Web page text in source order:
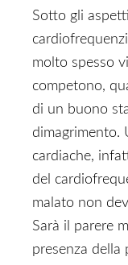
Sotto gli
molto spesso
competono,
di un buono
dimagrimento.
cardiache,
del
malato non
Sarà il parere
presenza della